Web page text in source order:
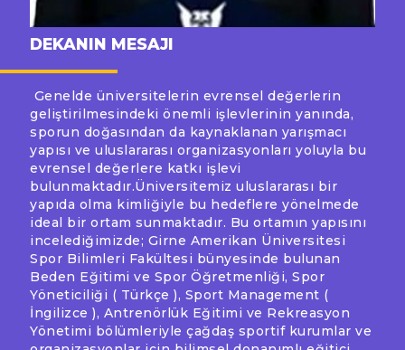
DEKANIN MESAJI
Genelde üniversitelerin evrensel değerlerin
geliştirilmesindeki önemli işlevlerinin yanında,
sporun doğasından da kaynaklanan yarışmacı
yapısı ve uluslararası organizasyonları yoluyla bu
evrensel değerlere katkı işlevi
bulunmaktadır.Üniversitemiz uluslararası bir
yapıda olma kimliğiyle bu hedeflere yönelmede
ideal bir ortam sunmaktadır. Bu ortamın yapısını
incelediğimizde; Girne Amerikan Üniversitesi
Spor Bilimleri Fakültesi bünyesinde bulunan
Beden Eğitimi ve Spor Öğretmenliği, Spor
Yöneticiliği ( Türkçe ), Sport Management (
İngilizce ), Antrenörlük Eğitimi ve Rekreasyon
Yönetimi bölümleriyle çağdaş sportif kurumlar ve